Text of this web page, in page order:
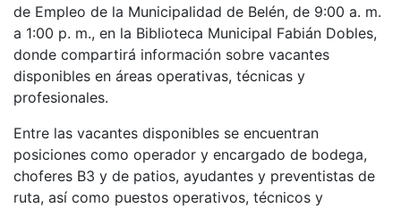
de Empleo de la Municipalidad de Belén, de 9:00 a. m.
a 1:00 p. m., en la Biblioteca Municipal Fabián Dobles,
donde compartirá información sobre vacantes
disponibles en áreas operativas, técnicas y
profesionales.
Entre las vacantes disponibles se encuentran
posiciones como operador y encargado de bodega,
choferes B3 y de patios, ayudantes y preventistas de
ruta, así como puestos operativos, técnicos y